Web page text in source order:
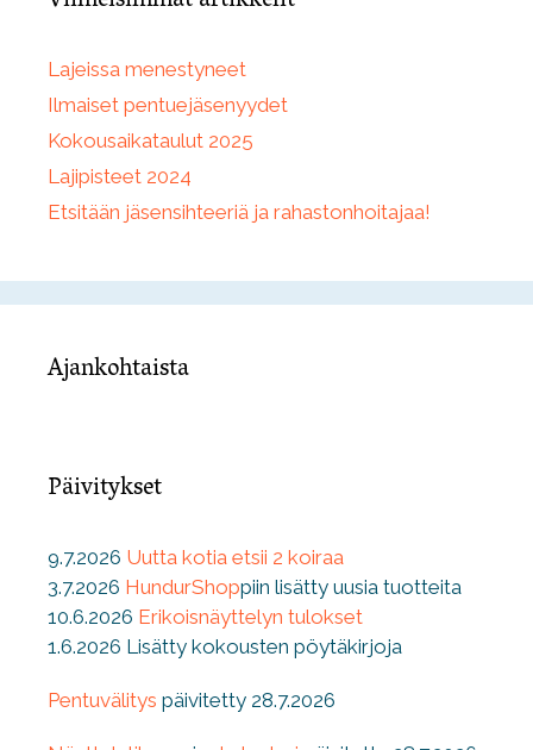
Lajeissa menestyneet
Ilmaiset pentuejäsenyydet
Kokousaikataulut 2025
Lajipisteet 2024
Etsitään jäsensihteeriä ja rahastonhoitajaa!
Ajankohtaista
Päivitykset
9.7.2026 Uutta kotia etsii 2 koiraa
3.7.2026 HundurShoppiin lisätty uusia tuotteita
10.6.2026 Erikoisnäyttelyn tulokset
1.6.2026 Lisätty kokousten pöytäkirjoja
Pentuvälitys päivitetty 28.7.2026